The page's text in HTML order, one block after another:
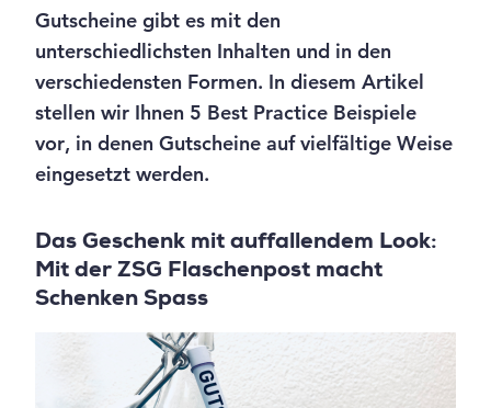
Gutscheine gibt es mit den
unterschiedlichsten Inhalten und in den
verschiedensten Formen. In diesem Artikel
stellen wir Ihnen 5 Best Practice Beispiele
vor, in denen Gutscheine auf vielfältige Weise
eingesetzt werden.
Das Geschenk mit auffallendem Look:
Mit der ZSG Flaschenpost macht
Schenken Spass